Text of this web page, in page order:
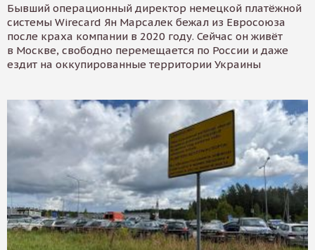
Бывший операционный директор немецкой платёжной
системы Wirecard Ян Марсалек бежал из Евросоюза
после краха компании в 2020 году. Сейчас он живёт
в Москве, свободно перемещается по России и даже
ездит на оккупированные территории Украины